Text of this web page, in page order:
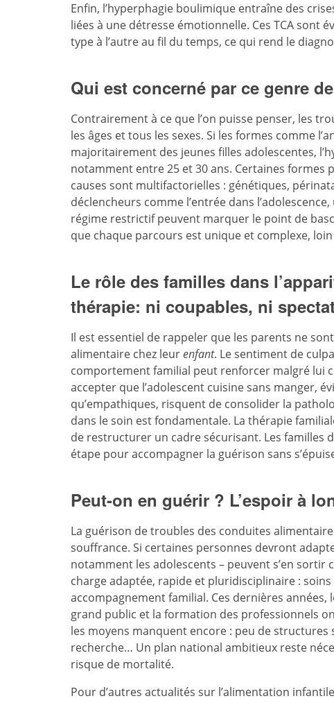
Enfin, l’hyperphagie boulimique entraîne des
liées à une détresse émotionnelle. Ces TCA sont
type à l’autre au fil du temps, ce qui rend le
Qui est concerné par ce genre
Contrairement à ce que l’on puisse penser, les
les âges et tous les sexes. Si les formes comme
majoritairement des jeunes filles adolescentes,
notamment entre 25 et 30 ans. Certaines formes
causes sont multifactorielles : génétiques,
déclencheurs comme l’entrée dans
régime restrictif peuvent marquer le point de
que chaque parcours est unique et complexe, loin
Le rôle des familles dans
thérapie: ni coupables, ni
Il est essentiel de rappeler que les parents ne
alimentaire chez leurenfant. Le sentiment de
comportement familial peut renforcer malgré lui
accepter que l’adolescent cuisine sans manger,
qu’empathiques, risquent de consolider la
dans le soin est fondamentale. La thérapie
de restructurer un cadre sécurisant. Les familles
étape pour accompagner la guérison sans
Peut-on en guérir ? L’espoir à
La guérison de troubles des conduites
souffrance. Si certaines personnes devront
notamment les adolescents – peuvent s’en
charge adaptée, rapide et pluridisciplinaire :
accompagnement familial. Ces dernières
grand public et la formation des professionnels
les moyens manquent encore : peu de structures
recherche… Un plan national ambitieux reste
risque de mortalité.
Pour d’autres actualités sur l’alimentation